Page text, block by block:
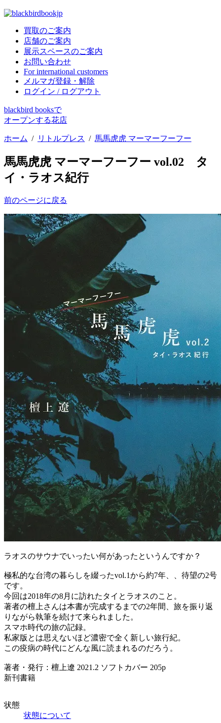
買取のご案内
店舗のご案内
展示スペースのご案内
お問い合わせ
For international customers
メルマガ登録・解除
ログイン / ログアウト
blackbird booksで
オープンする花店
ホーム / リトルプレス / 馬馬虎虎 マーマーフーフー
馬馬虎虎 マーマーフーフー vol.02 タ
イ・ラオス紀行
前のページに戻る
ラオスのサウナでいったい何があったというんですか？
極私的な台湾の暮らしを綴ったvol.1から約7年、、待望の2号
です。
今回は2018年の8月に訪れたタイとラオスのこと。
著者の檀上さんは本書が完成するまでの2年間、旅を振り返
りながら執筆を続けて来られました。
スマホ時代の旅の記録。
私家版とは思えないほど濃密で全く新しい旅行紀。
この疫病の時代にどんな風に読まれるのだろう。
著者・発行：檀上遼 2021.2 ソフトカバー 205p
新刊書籍
状態
状態について